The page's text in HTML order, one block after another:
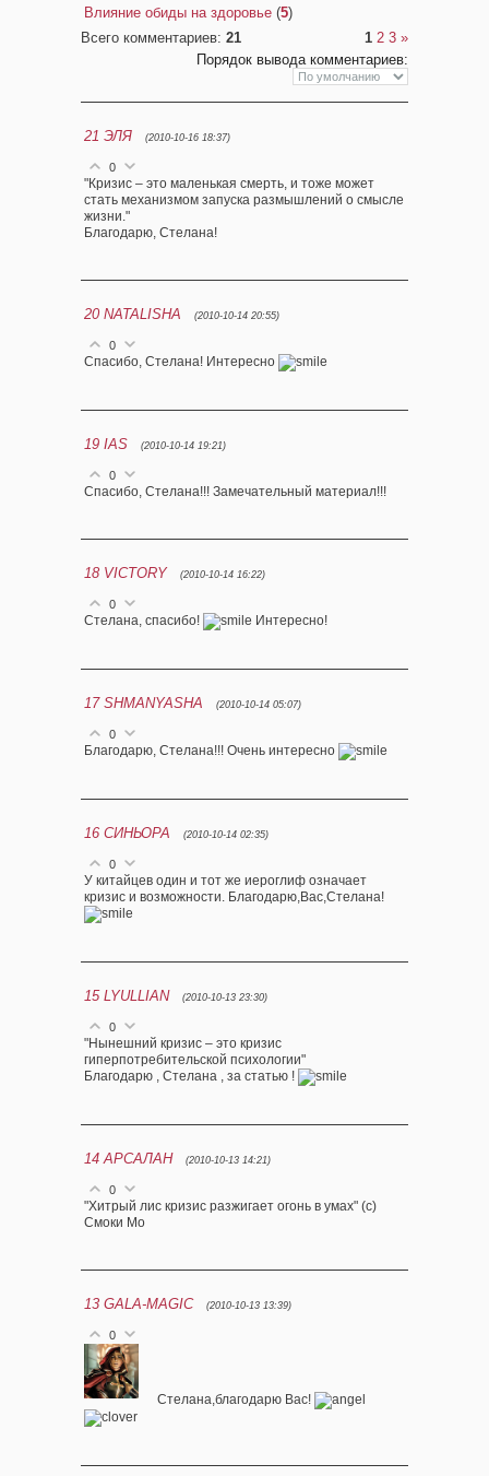
Влияние обиды на здоровье (5)
Всего комментариев: 21 1 2 3 »
Порядок вывода комментариев:
21 ЭЛЯ (2010-10-16 18:37)
0
"Кризис – это маленькая смерть, и тоже может
стать механизмом запуска размышлений о смысле
жизни."
Благодарю, Стелана!
20 NATALISHA (2010-10-14 20:55)
0
Спасибо, Стелана! Интересно
19 IAS (2010-10-14 19:21)
0
Спасибо, Стелана!!! Замечательный материал!!!
18 VICTORY (2010-10-14 16:22)
0
Стелана, спасибо! Интересно!
17 SHMANYASHA (2010-10-14 05:07)
0
Благодарю, Стелана!!! Очень интересно
16 СИНЬОРА (2010-10-14 02:35)
0
У китайцев один и тот же иероглиф означает
кризис и возможности. Благодарю,Вас,Стелана!
15 LYULLIAN (2010-10-13 23:30)
0
"Нынешний кризис – это кризис
гиперпотребительской психологии"
Благодарю , Стелана , за статью !
14 АРСАЛАН (2010-10-13 14:21)
0
"Хитрый лис кризис разжигает огонь в умах" (с)
Смоки Мо
13 GALA-MAGIC (2010-10-13 13:39)
0
Стелана,благодарю Вас!